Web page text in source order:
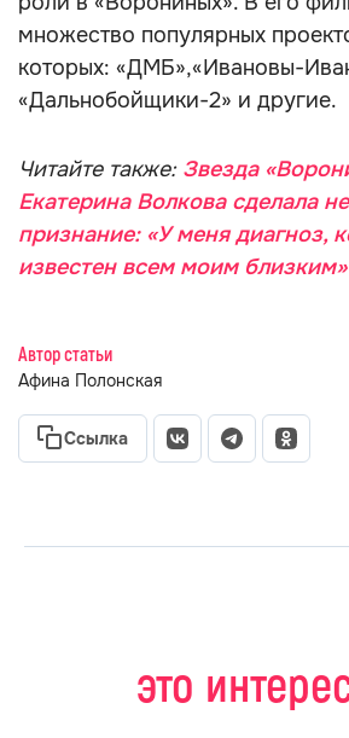
множество популярных
которых: «ДМБ»,«Ивановы-
«Дальнобойщики-2» и другие.
Читайте также: Звезда
Екатерина Волкова сделала
признание: «У меня диагноз,
известен всем моим близким»
Автор статьи
Афина Полонская
Ссылка
это